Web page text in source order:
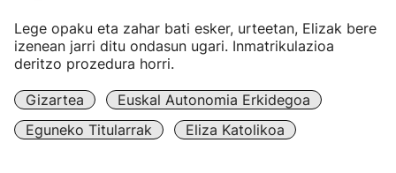
Lege opaku eta zahar bati esker, urteetan, Elizak bere
izenean jarri ditu ondasun ugari. Inmatrikulazioa
deritzo prozedura horri.
Gizartea
Euskal Autonomia Erkidegoa
Eguneko Titularrak
Eliza Katolikoa